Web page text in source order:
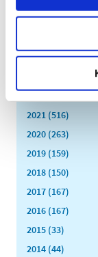
marts (10)
januar (19)
2021 (516)
2020 (263)
2019 (159)
2018 (150)
2017 (167)
2016 (167)
2015 (33)
2014 (44)